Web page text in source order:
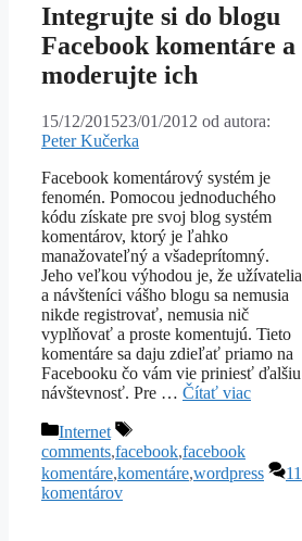
Integrujte si do blogu
Facebook komentáre a
moderujte ich
15/12/201523/01/2012 od autora:
Peter Kučerka
Facebook komentárový systém je
fenomén. Pomocou jednoduchého
kódu získate pre svoj blog systém
komentárov, ktorý je ľahko
manažovateľný a všadeprítomný.
Jeho veľkou výhodou je, že užívatelia
a návšteníci vášho blogu sa nemusia
nikde registrovať, nemusia nič
vyplňovať a proste komentujú. Tieto
komentáre sa daju zdieľať priamo na
Facebooku čo vám vie priniesť ďalšiu
návštevnosť. Pre … Čítať viac
Kategórie
Internet
Značky
comments,facebook,facebook
komentáre,komentáre,wordpress
11
komentárov